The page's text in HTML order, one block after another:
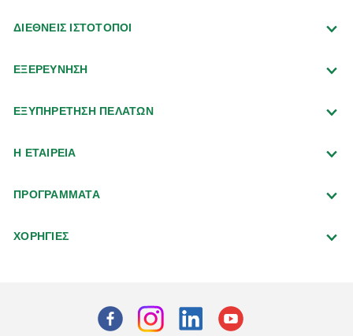
ΔΙΕΘΝΕΙΣ ΙΣΤΟΤΟΠΟΙ
ΕΞΕΡΕΥΝΗΣΗ
ΕΞΥΠΗΡΕΤΗΣΗ ΠΕΛΑΤΩΝ
Η ΕΤΑΙΡΕΙΑ
ΠΡΟΓΡΑΜΜΑΤΑ
ΧΟΡΗΓΙΕΣ